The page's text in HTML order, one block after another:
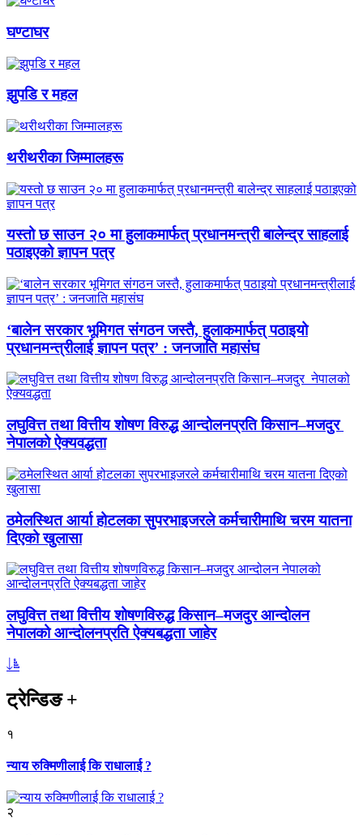
घण्टाघर
झुपडि र महल
थरीथरीका जिम्मालहरू
यस्तो छ साउन २० मा हुलाकमार्फत् प्रधानमन्त्री बालेन्द्र साहलाई
पठाइएको ज्ञापन पत्र
‘बालेन सरकार भूमिगत संगठन जस्तै, हुलाकमार्फत् पठाइयो
प्रधानमन्त्रीलाई ज्ञापन पत्र’ : जनजाति महासंघ
लघुवित्त तथा वित्तीय शोषण विरुद्ध आन्दोलनप्रति किसान–मजदुर
नेपालको ऐक्यवद्धता
ठमेलस्थित आर्या होटलका सुपरभाइजरले कर्मचारीमाथि चरम यातना
दिएको खुलासा
लघुवित्त तथा वित्तीय शोषणविरुद्ध किसान–मजदुर आन्दोलन
नेपालको आन्दोलनप्रति ऐक्यबद्धता जाहेर
ट्रेन्डिङ+
१
न्याय रुक्मिणीलाई कि राधालाई ?
२